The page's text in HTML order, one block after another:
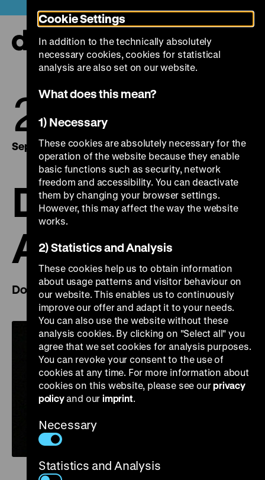
directly
the
26.
September 2018 September 2018
Der
Außenseiter
Dokumentarfilme von Peter Voigt
Cookie Settings
In addition to the technically absolutely
necessary cookies, cookies for statistical
analysis are also set on our website.
What does this mean?
1) Necessary
These cookies are absolutely necessary for the
operation of the website because they enable
basic functions such as security, network
freedom and accessibility. You can deactivate
them by changing your browser settings.
However, this may affect the way the website
works.
2) Statistics and Analysis
These cookies help us to obtain information
about usage patterns and visitor behaviour on
our website. This enables us to continuously
improve our offer and adapt it to your needs.
You can also use the website without these
analysis cookies. By clicking on "Select all" you
agree that we set cookies for analysis purposes.
You can revoke your consent to the use of
cookies at any time. For more information about
cookies on this website, please see ourprivacy
policyand our imprint.
Necessary
Statistics and Analysis